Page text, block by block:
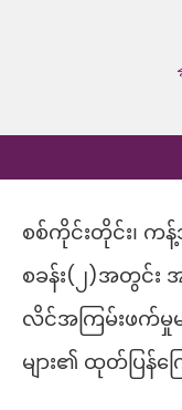
စစ်ကိုင်းတိုင်း၊
စခန်း(၂)အတွင်း
လိင်အကြမ်းဖက်မှုမ
များ၏ ထုတ်ပြန်က